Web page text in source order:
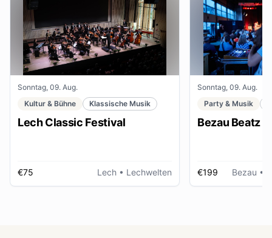
Sonntag, 09. Aug.
Kultur & Bühne
Klassische Musik
Lech Classic Festival
€75 Lech • Lechwelten
Sonntag, 09. Aug.
Party & Musik
Bezau Beatz
€199 Bezau •